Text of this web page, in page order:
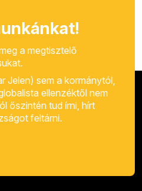
a megtisztelő
Jelen) sem a kormánytól,
ellenzéktől nem
őszintén tud írni, hírt
feltárni.